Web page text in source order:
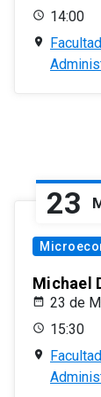
14:00
23
Michael
23 de
15:30